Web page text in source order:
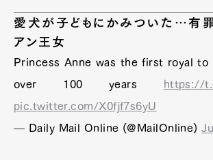
愛犬が子どもにかみついた…有
アン王女
Princess Anne was the first royal
over 100 years https://
pic.twitter.com/X0fjf7s6yU
— Daily Mail Online (@MailOnline)